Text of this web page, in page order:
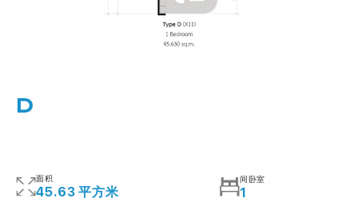
D
面积
45.63 平方米
间卧室
1